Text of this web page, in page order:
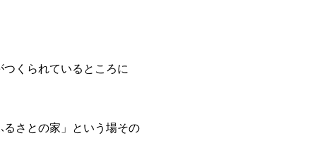
くられているところに
さとの家」という場その